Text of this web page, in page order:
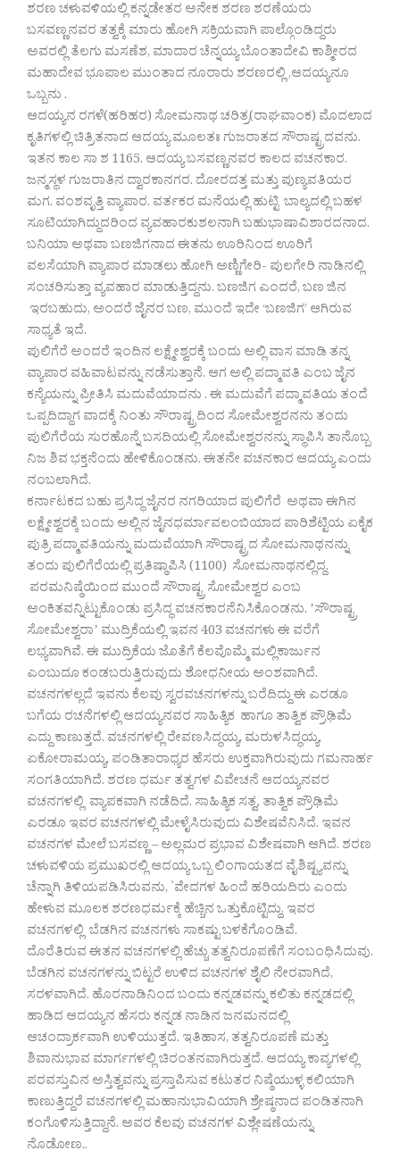
ಶರಣ ಚಳುವಳಿಯಲ್ಲಿ ಕನ್ನಡೇತರ ಅನೇಕ ಶರಣ ಶರಣೆಯರು
ಬಸವಣ್ಣನವರ ತತ್ವಕ್ಕೆ ಮಾರು ಹೋಗಿ ಸಕ್ರಿಯವಾಗಿ ಪಾಲ್ಗೊಂಡಿದ್ದರು
ಅವರಲ್ಲಿ ತೆಲಗು ಮಸಣೆಶ, ಮಾದಾರ ಚೆನ್ನಯ್ಯ ಬೊಂತಾದೇವಿ ಕಾಶ್ಮೀರದ
ಮಹಾದೇವ ಭೂಪಾಲ ಮುಂತಾದ ನೂರಾರು ಶರಣರಲ್ಲಿ ,ಆದಯ್ಯನೂ
ಒಬ್ಬನು .
ಆದಯ್ಯನ ರಗಳೆ(ಹರಿಹರ) ಸೋಮನಾಥ ಚರಿತ್ರ(ರಾಘವಾಂಕ) ಮೊದಲಾದ
ಕೃತಿಗಳಲ್ಲಿ ಚಿತ್ರಿತನಾದ ಆದಯ್ಯ ಮೂಲತಃ ಗುಜರಾತದ ಸೌರಾಷ್ಟ್ರದವನು.
ಇತನ ಕಾಲ ಸಾ ಶ 1165. ಆದಯ್ಯ ಬಸವಣ್ಣನವರ ಕಾಲದ ವಚನಕಾರ.
ಜನ್ಮಸ್ಥಳ ಗುಜರಾತಿನ ದ್ವಾರಕಾನಗರ. ದೋರದತ್ತ ಮತ್ತು ಪುಣ್ಯವತಿಯರ
ಮಗ. ವಂಶವೃತ್ತಿ ವ್ಯಾಪಾರ. ವರ್ತಕರ ಮನೆಯಲ್ಲಿ ಹುಟ್ಟಿ ಬಾಲ್ಯದಲ್ಲಿ ಬಹಳ
ಸೂಟಿಯಾಗಿದ್ದುದರಿಂದ ವ್ಯವಹಾರಕುಶಲನಾಗಿ ಬಹುಭಾಷಾವಿಶಾರದನಾದ.
ಬನಿಯಾ ಅಥವಾ ಬಣಜಿಗನಾದ ಈತನು ಊರಿನಿಂದ ಊರಿಗೆ
ವಲಸೆಯಾಗಿ ವ್ಯಾಪಾರ ಮಾಡಲು ಹೋಗಿ ಅಣ್ಣಿಗೇರಿ- ಪುಲಗೇರಿ ನಾಡಿನಲ್ಲಿ
ಸಂಚರಿಸುತ್ತಾ ವ್ಯವಹಾರ ಮಾಡುತ್ತಿದ್ದನು. ಬಣಜಿಗ ಎಂದರೆ, ಬಣ ಜಿನ
ಇರಬಹುದು, ಅಂದರೆ ಜೈನರ ಬಣ, ಮುಂದೆ ಇದೇ ‘ಬಣಜಿಗ’ ಆಗಿರುವ
ಸಾಧ್ಯತೆ ಇದೆ.
ಪುಲಿಗೆರೆ ಅಂದರೆ ಇಂದಿನ ಲಕ್ಷ್ಮೇಶ್ವರಕ್ಕೆ ಬಂದು ಅಲ್ಲಿ ವಾಸ ಮಾಡಿ ತನ್ನ
ವ್ಯಾಪಾರ ವಹಿವಾಟವನ್ನು ನಡೆಸುತ್ತಾನೆ. ಆಗ ಅಲ್ಲಿ ಪದ್ಮಾವತಿ ಎಂಬ ಜೈನ
ಕನ್ಯೆಯನ್ನು ಪ್ರೀತಿಸಿ ಮದುವೆಯಾದನು . ಈ ಮದುವೆಗೆ ಪದ್ಮಾವತಿಯ ತಂದೆ
ಒಪ್ಪದಿದ್ದಾಗ ವಾದಕ್ಕೆ ನಿಂತು ಸೌರಾಷ್ಟ್ರದಿಂದ ಸೋಮೇಶ್ವರನನು ತಂದು
ಪುಲಿಗೆರೆಯ ಸುರಹೊನ್ನೆ ಬಸದಿಯಲ್ಲಿ ಸೋಮೇಶ್ವರನನ್ನು ಸ್ಥಾಪಿಸಿ ತಾನೊಬ್ಬ
ನಿಜ ಶಿವ ಭಕ್ತನೆಂದು ಹೇಳಿಕೊಂಡನು. ಈತನೇ ವಚನಕಾರ ಆದಯ್ಯ ಎಂದು
ನಂಬಲಾಗಿದೆ.
ಕರ್ನಾಟಕದ ಬಹು ಪ್ರಸಿದ್ಧ ಜೈನರ ನಗರಿಯಾದ ಪುಲಿಗೆರೆ ಅಥವಾ ಈಗಿನ
ಲಕ್ಷ್ಮೇಶ್ವರಕ್ಕೆ ಬಂದು ಅಲ್ಲಿನ ಜೈನಧರ್ಮಾವಲಂಬಿಯಾದ ಪಾರಿಶೆಟ್ಟಿಯ ಏಕೈಕ
ಪುತ್ರಿ ಪದ್ಮಾವತಿಯನ್ನು ಮದುವೆಯಾಗಿ ಸೌರಾಷ್ಟ್ರದ ಸೋಮನಾಥನನ್ನು
ತಂದು ಪುಲಿಗೆರೆಯಲ್ಲಿ ಪ್ರತಿಷ್ಠಾಪಿಸಿ (1100) ಸೋಮನಾಥನಲ್ಲಿದ್ದ.
ಪರಮನಿಷ್ಠೆಯಿಂದ ಮುಂದೆ ಸೌರಾಷ್ಟ್ರ ಸೋಮೇಶ್ವರ ಎಂಬ
ಅಂಕಿತವನ್ನಿಟ್ಟುಕೊಂಡು ಪ್ರಸಿದ್ಧ ವಚನಕಾರನೆನಿಸಿಕೊಂಡನು. ʼಸೌರಾಷ್ಟ್ರ
ಸೋಮೇಶ್ವರಾʼ ಮುದ್ರಿಕೆಯಲ್ಲಿ ಇವನ 403 ವಚನಗಳು ಈ ವರೆಗೆ
ಲಭ್ಯವಾಗಿವೆ. ಈ ಮುದ್ರಿಕೆಯ ಜೊತೆಗೆ ಕೆಲವೊಮ್ಮೆ ಮಲ್ಲಿಕಾರ್ಜುನ
ಎಂಬುದೂ ಕಂಡಬರುತ್ತಿರುವುದು ಶೋಧನೀಯ ಅಂಶವಾಗಿದೆ.
ವಚನಗಳಲ್ಲದೆ ಇವನು ಕೆಲವು ಸ್ವರವಚನಗಳನ್ನು ಬರೆದಿದ್ದು ಈ ಎರಡೂ
ಬಗೆಯ ರಚನೆಗಳಲ್ಲಿ ಆದಯ್ಯನವರ ಸಾಹಿತ್ಯಿಕ ಹಾಗೂ ತಾತ್ವಿಕ ಪ್ರೌಢಿಮೆ
ಎದ್ದು ಕಾಣುತ್ತದೆ. ವಚನಗಳಲ್ಲಿ ರೇವಣಸಿದ್ಧಯ್ಯ, ಮರುಳಸಿದ್ಧಯ್ಯ,
ಏಕೋರಾಮಯ್ಯ, ಪಂಡಿತಾರಾಧ್ಯರ ಹೆಸರು ಉಕ್ತವಾಗಿರುವುದು ಗಮನಾರ್ಹ
ಸಂಗತಿಯಾಗಿದೆ. ಶರಣ ಧರ್ಮ ತತ್ವಗಳ ವಿವೇಚನೆ ಆದಯ್ಯನವರ
ವಚನಗಳಲ್ಲಿ ವ್ಯಾಪಕವಾಗಿ ನಡೆದಿದೆ. ಸಾಹಿತ್ಯಿಕ ಸತ್ವ, ತಾತ್ವಿಕ ಪ್ರೌಢಿಮೆ
ಎರಡೂ ಇವರ ವಚನಗಳಲ್ಲಿ ಮೇಳೈಸಿರುವುದು ವಿಶೇಷವೆನಿಸಿದೆ. ಇವನ
ವಚನಗಳ ಮೇಲೆ ಬಸವಣ್ಣ – ಅಲ್ಲಮರ ಪ್ರಭಾವ ವಿಶೇಷವಾಗಿ ಆಗಿದೆ. ಶರಣ
ಚಳುವಳಿಯ ಪ್ರಮುಖರಲ್ಲಿ ಆದಯ್ಯ ಒಬ್ಬ ಲಿಂಗಾಯತದ ವೈಶಿಷ್ಟ್ಯವನ್ನು
ಚೆನ್ನಾಗಿ ತಿಳಿಯಪಡಿಸಿರುವನು, `ವೇದಗಳ ಹಿಂದೆ ಹರಿಯದಿರು ಎಂದು
ಹೇಳುವ ಮೂಲಕ ಶರಣಧರ್ಮಕ್ಕೆ ಹೆಚ್ಚಿನ ಒತ್ತುಕೊಟ್ಟಿದ್ದು, ಇವರ
ವಚನಗಳಲ್ಲಿ ಬೆಡಗಿನ ವಚನಗಳು ಸಾಕಷ್ಟು ಬಳಕೆಗೊಂಡಿವೆ.
ದೊರೆತಿರುವ ಈತನ ವಚನಗಳಲ್ಲಿ ಹೆಚ್ಚು ತತ್ವನಿರೂಪಣೆಗೆ ಸಂಬಂಧಿಸಿದುವು.
ಬೆಡಗಿನ ವಚನಗಳನ್ನು ಬಿಟ್ಟರೆ ಉಳಿದ ವಚನಗಳ ಶೈಲಿ ನೇರವಾಗಿದೆ,
ಸರಳವಾಗಿದೆ. ಹೊರನಾಡಿನಿಂದ ಬಂದು ಕನ್ನಡವನ್ನು ಕಲಿತು ಕನ್ನಡದಲ್ಲಿ
ಹಾಡಿದ ಆದಯ್ಯನ ಹೆಸರು ಕನ್ನಡ ನಾಡಿನ ಜನಮನದಲ್ಲಿ
ಆಚಂದ್ರಾರ್ಕವಾಗಿ ಉಳಿಯುತ್ತದೆ. ಇತಿಹಾಸ, ತತ್ವನಿರೂಪಣೆ ಮತ್ತು
ಶಿವಾನುಭಾವ ಮಾರ್ಗಗಳಲ್ಲಿ ಚಿರಂತನವಾಗಿರುತ್ತದೆ. ಆದಯ್ಯ ಕಾವ್ಯಗಳಲ್ಲಿ
ಪರವಸ್ತುವಿನ ಅಸ್ತಿತ್ವವನ್ನು ಪ್ರಸ್ತಾಪಿಸುವ ಕಟುತರ ನಿಷ್ಠೆಯುಳ್ಳ ಕಲಿಯಾಗಿ
ಕಾಣುತ್ತಿದ್ದರೆ ವಚನಗಳಲ್ಲಿ ಮಹಾನುಭಾವಿಯಾಗಿ ಶ್ರೇಷ್ಠನಾದ ಪಂಡಿತನಾಗಿ
ಕಂಗೊಳಿಸುತ್ತಿದ್ದಾನೆ. ಅವರ ಕೆಲವು ವಚನಗಳ ವಿಶ್ಲೇಷಣೆಯನ್ನು
ನೊಡೋಣ..